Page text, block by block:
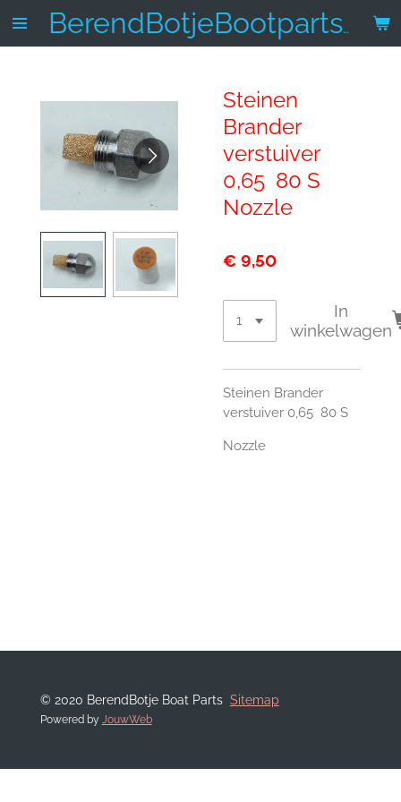
Ga
BerendBotjeBootparts.nl
Steinen
Brander
verstuiver
0,65 80 S
Nozzle
€ 9,50
In
winkelwagen
Steinen Brander
verstuiver 0,65 80 S
Nozzle
© 2020 BerendBotje Boat Parts Sitemap
Powered by JouwWeb